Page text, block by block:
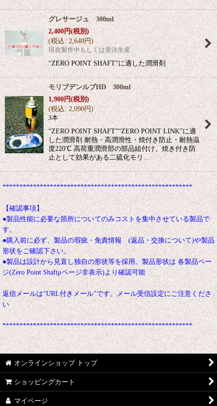
グレサージュ 300ml
2,400円(税別)
(税込: 2,640円)
現在製作中もしくは受注生産
“ZERO POINT SHAFT”に適した潤滑剤
モリブデンルブHD 300ml
1,900円(税別)
(税込: 2,090円)
3本
“ZERO POINT SHAFT”“ZERO POINT LINK”に適
した潤滑剤 耐熱・高潤滑性・焼付き防止・耐熱温
度220℃ 高荷重潤滑部の部品組付け、焼き付き防
止として効果がある二硫化モリ…
********************************************************
【確認事項】
●製品性能に必要な箇所についてのみコストを集中させている製品で
す。
●購入前に必ず、製品の瑕疵・免責情報 (返品・交換について)や製品
形状をご確認下さい。
●製品は設計から見直し独自の形状等を採用。製品形状は 各製品ペー
ジ(Zero Point Shaftμページ非表示)より確認可能
返信メールは"URL付きメール"です。メール受信設定にご注意くださ
い
********************************************************
オンラインショップ トップ
ショッピングカート
マイページ